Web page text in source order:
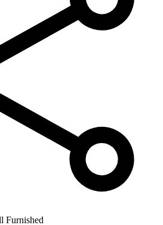
Furnished